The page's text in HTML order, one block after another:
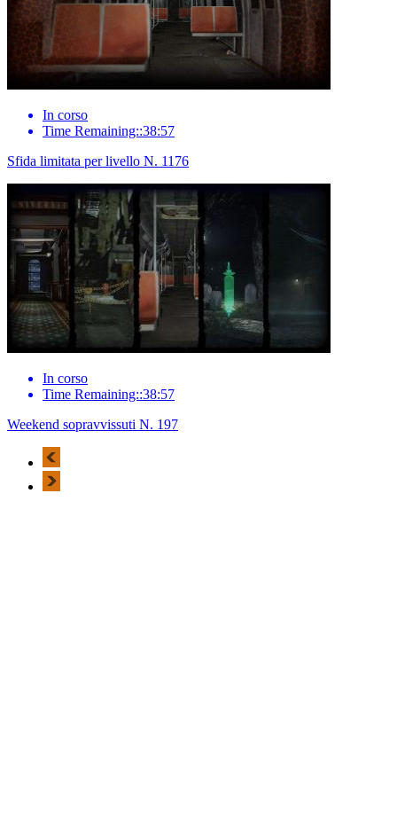
In corso
Time Remaining::38:57
Sfida limitata per livello N. 1176
In corso
Time Remaining::38:57
Weekend sopravvissuti N. 197